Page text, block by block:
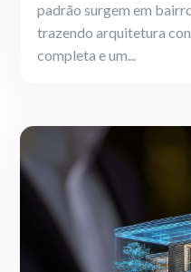
padrão surgem em
trazendo arquitetura
completa e um...